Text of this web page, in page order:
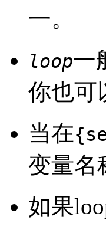
一。
loop一
你也可
当在
变量名
如果